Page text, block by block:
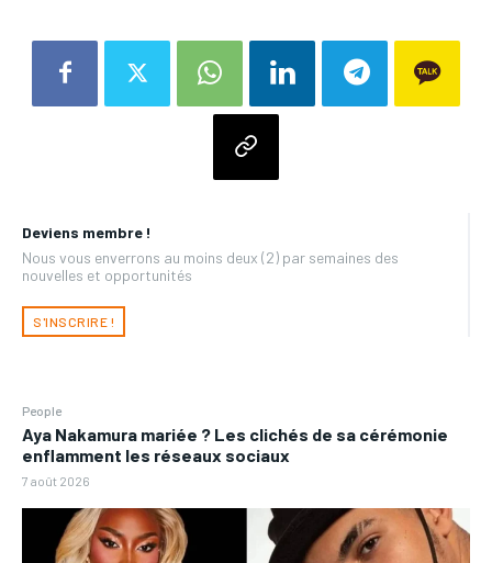
Deviens membre !
Nous vous enverrons au moins deux (2) par semaines des
nouvelles et opportunités
S'INSCRIRE !
People
Aya Nakamura mariée ? Les clichés de sa cérémonie
enflamment les réseaux sociaux
7 août 2026